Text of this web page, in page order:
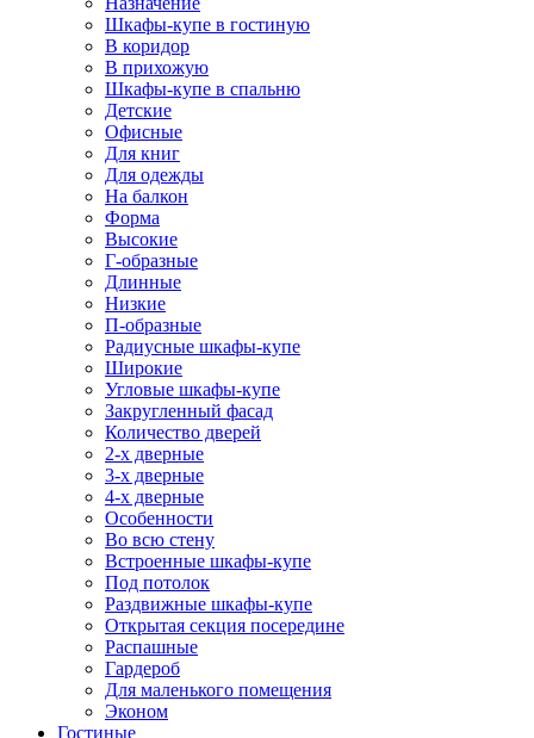
Шкафы-купе в гостиную
В коридор
В прихожую
Шкафы-купе в спальню
Детские
Офисные
Для книг
Для одежды
На балкон
Форма
Высокие
Г-образные
Длинные
Низкие
П-образные
Радиусные шкафы-купе
Широкие
Угловые шкафы-купе
Закругленный фасад
Количество дверей
2-х дверные
3-х дверные
4-х дверные
Особенности
Во всю стену
Встроенные шкафы-купе
Под потолок
Раздвижные шкафы-купе
Открытая секция посередине
Распашные
Гардероб
Для маленького помещения
Эконом
Гостиные